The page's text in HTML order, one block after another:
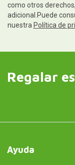
como otros
adicional.Puede
nuestra Política de
Regalar
Ayuda